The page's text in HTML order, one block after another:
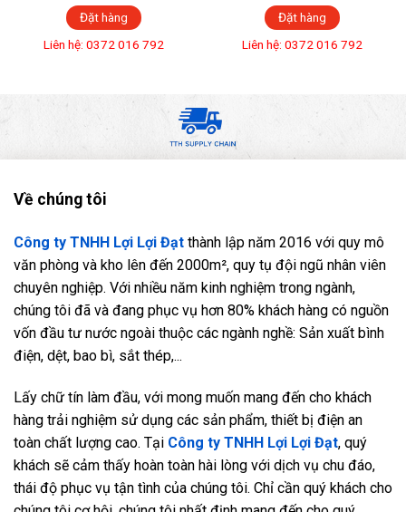
Đặt hàng
Liên hệ: 0372 016 792
Đặt hàng
Liên hệ: 0372 016 792
Về chúng tôi
Công ty TNHH Lợi Lợi Đạt thành lập năm 2016 với quy mô
văn phòng và kho lên đến 2000m², quy tụ đội ngũ nhân viên
chuyên nghiệp. Với nhiều năm kinh nghiệm trong ngành,
chúng tôi đã và đang phục vụ hơn 80% khách hàng có nguồn
vốn đầu tư nước ngoài thuộc các ngành nghề: Sản xuất bình
điện, dệt, bao bì, sắt thép,...
Lấy chữ tín làm đầu, với mong muốn mang đến cho khách
hàng trải nghiệm sử dụng các sản phẩm, thiết bị điện an
toàn chất lượng cao. Tại Công ty TNHH Lợi Lợi Đạt, quý
khách sẽ cảm thấy hoàn toàn hài lòng với dịch vụ chu đáo,
thái độ phục vụ tận tình của chúng tôi. Chỉ cần quý khách cho